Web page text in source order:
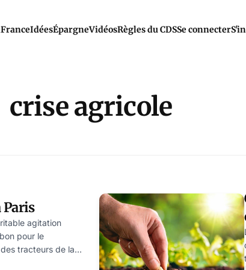
FranceIdéesÉpargneVidéosRègles du CDSSe connecter
crise agricole
Paris
agitation
pour le
tracteurs de la
foin sur la place de